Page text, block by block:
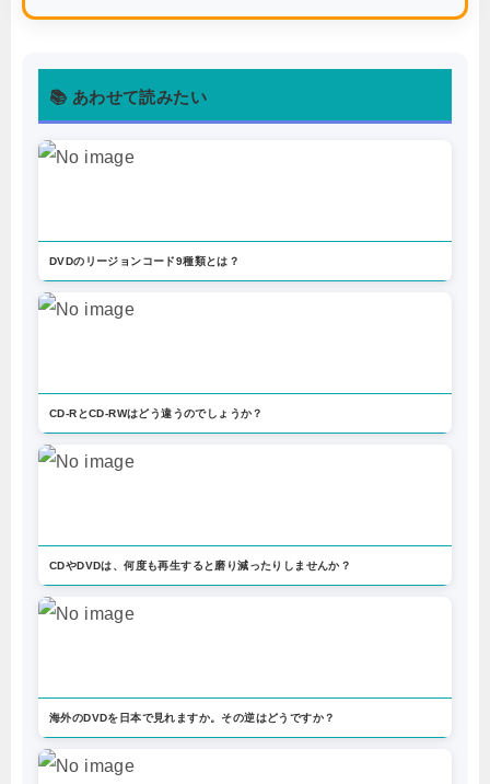
📚 あわせて読みたい
DVDのリージョンコード9種類とは？
CD-RとCD-RWはどう違うのでしょうか？
CDやDVDは、何度も再生すると磨り減ったりしませんか？
海外のDVDを日本で見れますか。その逆はどうですか？